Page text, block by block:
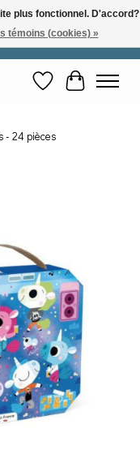
à partir du 11 août. Frais de
Liste de souhaits
Panier
- 24 pièces
plus fonctionnel. D'accord?
témoins (cookies) »